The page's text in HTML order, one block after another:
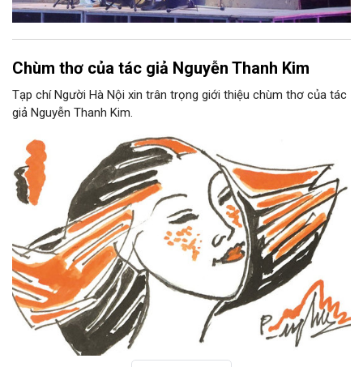
Chùm thơ của tác giả Nguyễn Thanh Kim
Tạp chí Người Hà Nội xin trân trọng giới thiệu chùm thơ của tác
giả Nguyễn Thanh Kim.